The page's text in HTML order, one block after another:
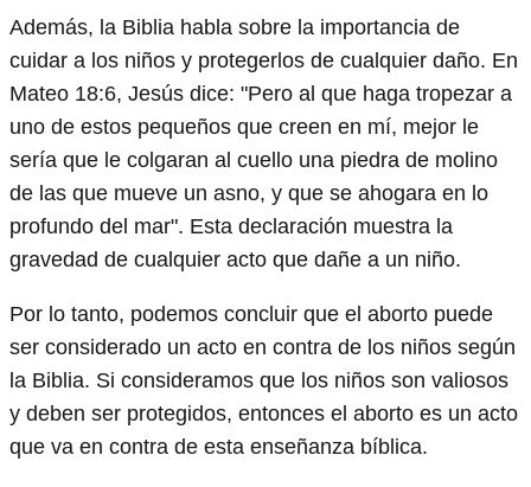
Además, la Biblia habla sobre la importancia de
cuidar a los niños y protegerlos de cualquier daño. En
Mateo 18:6, Jesús dice: "Pero al que haga tropezar a
uno de estos pequeños que creen en mí, mejor le
sería que le colgaran al cuello una piedra de molino
de las que mueve un asno, y que se ahogara en lo
profundo del mar". Esta declaración muestra la
gravedad de cualquier acto que dañe a un niño.
Por lo tanto, podemos concluir que el aborto puede
ser considerado un acto en contra de los niños según
la Biblia. Si consideramos que los niños son valiosos
y deben ser protegidos, entonces el aborto es un acto
que va en contra de esta enseñanza bíblica.